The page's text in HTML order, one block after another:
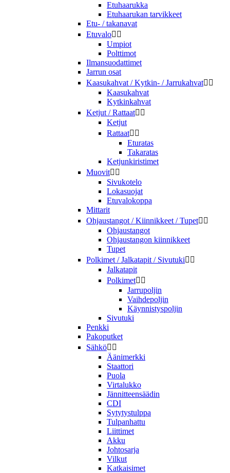
Etuhaarukka
Etuhaarukan tarvikkeet
Etu- / takanavat
Etuvalo 
Umpiot
Polttimot
Ilmansuodattimet
Jarrun osat
Kaasukahvat / Kytkin- / Jarrukahvat 
Kaasukahvat
Kytkinkahvat
Ketjut / Rattaat 
Ketjut
Rattaat 
Eturatas
Takaratas
Ketjunkiristimet
Muovit 
Sivukotelo
Lokasuojat
Etuvalokoppa
Mittarit
Ohjaustangot / Kiinnikkeet / Tupet 
Ohjaustangot
Ohjaustangon kiinnikkeet
Tupet
Polkimet / Jalkatapit / Sivutuki 
Jalkatapit
Polkimet 
Jarrupoljin
Vaihdepoljin
Käynnistyspoljin
Sivutuki
Penkki
Pakoputket
Sähkö 
Äänimerkki
Staattori
Puola
Virtalukko
Jännitteensäädin
CDI
Sytytystulppa
Tulpanhattu
Liittimet
Akku
Johtosarja
Vilkut
Katkaisimet